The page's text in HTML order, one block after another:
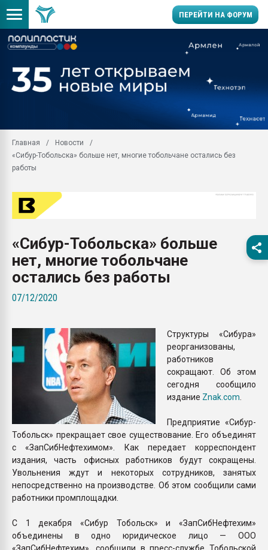
ПЕРЕЙТИ НА ФОРУМ
производство SPC
заводу пластмасс"
28.07.2026
ситуацией на
Главная
Новости
«Сибур-Тобольска» больше нет, многие тобольчане остались без
работы
«Сибур-Тобольска» больше
нет, многие тобольчане
остались без работы
07/12/2020
Структуры «Сибура»
реорганизованы,
работников
сокращают. Об этом
сегодня сообщило
издание Znak.com
Предприятие «Сибур-
Тобольск» прекращает свое существование. Его объединят
с «ЗапСибНефтехимом». Как передает корреспондент
издания, часть офисных работников будут сокращены.
Увольнения ждут и некоторых сотрудников, занятых
непосредственно на производстве. Об этом сообщили сами
работники промплощадки.
С 1 декабря «Сибур Тобольск» и «ЗапСибНефтехим»
объединены в одно юридическое лицо — ООО
«ЗапСибНефтехим», сообщили в пресс-службе Тобольской